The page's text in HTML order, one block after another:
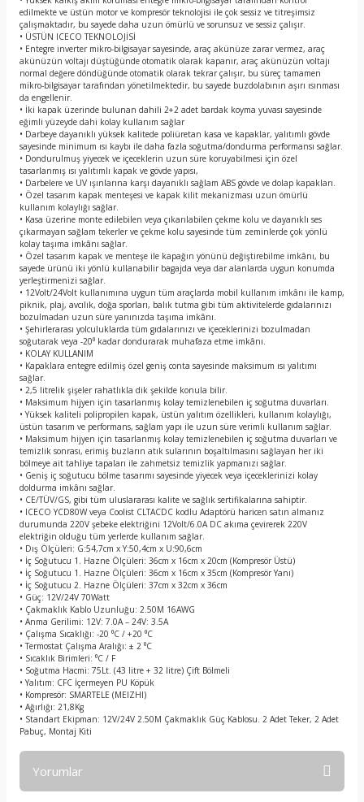
edilmekte ve üstün motor ve kompresör teknolojisi ile çok sessiz ve titreşimsiz
çalışmaktadır, bu sayede daha uzun ömürlü ve sorunsuz ve sessiz çalışır.
• ÜSTÜN ICECO TEKNOLOJİSİ
• Entegre inverter mikro-bilgisayar sayesinde, araç akünüze zarar vermez, araç
akünüzün voltajı düştüğünde otomatik olarak kapanır, araç akünüzün voltajı
normal değere döndüğünde otomatik olarak tekrar çalışır, bu süreç tamamen
mikro-bilgisayar tarafından yönetilmektedir, bu sayede buzdolabının aşırı ısınması
da engellenir.
• İki kapak üzerinde bulunan dahili 2+2 adet bardak koyma yuvası sayesinde
eğimli yüzeyde dahi kolay kullanım sağlar
• Darbeye dayanıklı yüksek kalitede poliüretan kasa ve kapaklar, yalıtımlı gövde
sayesinde minimum ısı kaybı ile daha fazla soğutma/dondurma performansı sağlar.
• Dondurulmuş yiyecek ve içeceklerin uzun süre koruyabilmesi için özel
tasarlanmış ısı yalıtımlı kapak ve gövde yapısı,
• Darbelere ve UV ışınlarına karşı dayanıklı sağlam ABS gövde ve dolap kapakları.
• Özel tasarım kapak menteşesi ve kapak kilit mekanizması uzun ömürlü
kullanım kolaylığı sağlar.
• Kasa üzerine monte edilebilen veya çıkarılabilen çekme kolu ve dayanıklı ses
çıkarmayan sağlam tekerler ve çekme kolu sayesinde tüm zeminlerde çok yönlü
kolay taşıma imkânı sağlar.
• Özel tasarım kapak ve menteşe ile kapağın yönünü değiştirebilme imkânı, bu
sayede ürünü iki yönlü kullanabilir bagajda veya dar alanlarda uygun konumda
yerleştirmenizi sağlar.
• 12Volt/24Volt kullanımına uygun tüm araçlarda mobil kullanım imkânı ile kamp,
piknik, plaj, avcılık, doğa sporları, balık tutma gibi tüm aktivitelerde gıdalarınızı
bozulmadan uzun süre yanınızda taşıma imkânı.
• Şehirlerarası yolculuklarda tüm gıdalarınızı ve içeceklerinizi bozulmadan
soğutarak veya -20⁰ kadar dondurarak muhafaza etme imkânı.
• KOLAY KULLANIM
• Kapaklara entegre edilmiş özel geniş conta sayesinde maksimum ısı yalıtımı
sağlar.
• 2,5 litrelik şişeler rahatlıkla dik şekilde konula bilir.
• Maksimum hijyen için tasarlanmış kolay temizlenebilen iç soğutma duvarları.
• Yüksek kaliteli polipropilen kapak, üstün yalıtım özellikleri, kullanım kolaylığı,
üstün tasarım ve performans, sağlam yapı ile uzun süre verimli kullanım sağlar.
• Maksimum hijyen için tasarlanmış kolay temizlenebilen iç soğutma duvarları ve
temizlik sonrası, erimiş buzların atık sularının boşaltılmasını sağlayan her iki
bölmeye ait tahliye tapaları ile zahmetsiz temizlik yapmanızı sağlar.
• Geniş iç soğutucu bölme tasarımı sayesinde yiyecek veya içeceklerinizi kolay
doldurma imkânı sağlar.
• CE/TÜV/GS, gibi tüm uluslararası kalite ve sağlık sertifikalarına sahiptir.
• ICECO YCD80W veya Coolist CLTACDC kodlu Adaptörü haricen satın almanız
durumunda 220V şebeke elektriğini 12Volt/6.0A DC akıma çevirerek 220V
elektriğin olduğu tüm yerlerde kullanım sağlar.
• Dış Ölçüleri: G:54,7cm x Y:50,4cm x U:90,6cm
• İç Soğutucu 1. Hazne Ölçüleri: 36cm x 16cm x 20cm (Kompresör Üstü)
• İç Soğutucu 1. Hazne Ölçüleri: 36cm x 16cm x 35cm (Kompresör Yanı)
• İç Soğutucu 2. Hazne Ölçüleri: 37cm x 32cm x 36cm
• Güç: 12V/24V 70Watt
• Çakmaklık Kablo Uzunluğu: 2.50M 16AWG
• Anma Gerilimi: 12V: 7.0A – 24V: 3.5A
• Çalışma Sıcaklığı: -20 ⁰C / +20 ⁰C
• Termostat Çalışma Aralığı: ± 2 ⁰C
• Sıcaklık Birimleri: ⁰C / F
• Soğutma Hacmi: 75Lt. (43 litre + 32 litre) Çift Bölmeli
• Yalıtım: CFC İçermeyen PU Köpük
• Kompresör: SMARTELE (MEIZHI)
• Ağırlığı: 21,8Kg
• Standart Ekipman: 12V/24V 2.50M Çakmaklık Güç Kablosu. 2 Adet Teker, 2 Adet
Pabuç, Montaj Kiti
Yorumlar